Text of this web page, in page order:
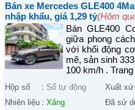
Bán xe Mercedes GLE400
nhập khẩu, giá 1,29 tỷ(Hôm
Bán GLE400
giữa phong
với khối động
mẽ, sản sinh
100 km/h .
Hộp số : Số tự động Xuất xứ
Nhiên liệu : Xăng Đã sử